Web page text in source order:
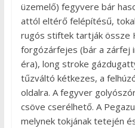
üzemelő) fegyvere bár
attól eltérő felépítésű,
rugós stiftek tartják össze
forgózárfejes (bár a zárfej
éra), long stroke
tűzváltó kétkezes, a
oldalra. A fegyver
csöve cserélhető. A
melynek tokjának tetején